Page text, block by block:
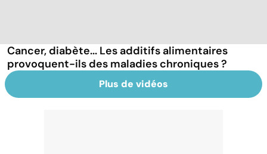
Cancer, diabète... Les additifs alimentaires
provoquent-ils des maladies chroniques ?
Plus de vidéos